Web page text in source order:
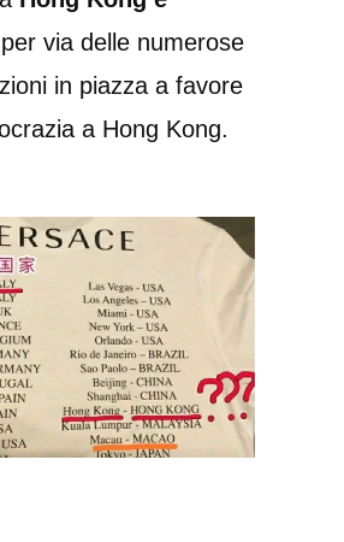
via delle numerose
in piazza a favore
a Hong Kong.